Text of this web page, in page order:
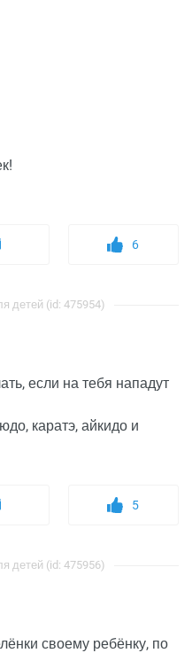
6
детей (id: 475954)
если на тебя нападут
каратэ, айкидо и
5
детей (id: 475956)
своему ребёнку, по